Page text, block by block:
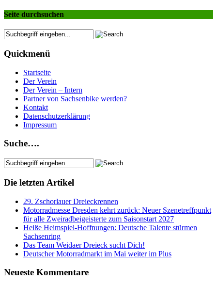
Seite durchsuchen
Quickmenü
Startseite
Der Verein
Der Verein – Intern
Partner von Sachsenbike werden?
Kontakt
Datenschutzerklärung
Impressum
Suche….
Die letzten Artikel
29. Zschorlauer Dreieckrennen
Motorradmesse Dresden kehrt zurück: Neuer Szenetreffpunkt
für alle Zweiradbeigeisterte zum Saisonstart 2027
Heiße Heimspiel-Hoffnungen: Deutsche Talente stürmen
Sachsenring
Das Team Weidaer Dreieck sucht Dich!
Deutscher Motorradmarkt im Mai weiter im Plus
Neueste Kommentare